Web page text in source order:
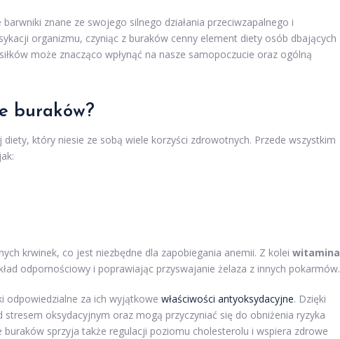
barwniki znane ze swojego silnego działania przeciwzapalnego i
organizmu, czyniąc z buraków cenny element diety osób dbających
może znacząco wpłynąć na nasze samopoczucie oraz ogólną
buraków?
który niesie ze sobą wiele korzyści zdrowotnych. Przede wszystkim
krwinek, co jest niezbędne dla zapobiegania anemii. Z kolei witamina
odpornościowy i poprawiając przyswajanie żelaza z innych pokarmów.
odpowiedzialne za ich wyjątkowe właściwości antyoksydacyjne. Dzięki
oksydacyjnym oraz mogą przyczyniać się do obniżenia ryzyka
sprzyja także regulacji poziomu cholesterolu i wspiera zdrowe